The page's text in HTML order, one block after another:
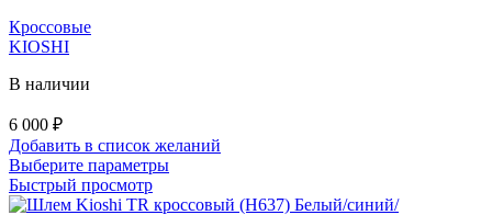
Кроссовые
KIOSHI
В наличии
6 000 ₽
Добавить в список желаний
Выберите параметрыЭтот
имеет
Быстрый просмотр